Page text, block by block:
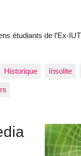
étudiants de l’Ex-
Historique Insolite